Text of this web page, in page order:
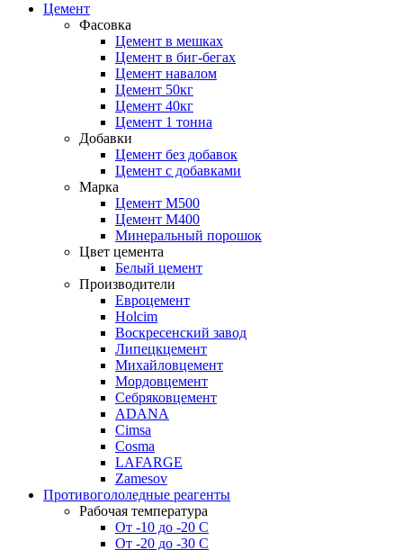
Цемент
Фасовка
Цемент в мешках
Цемент в биг-бегах
Цемент навалом
Цемент 50кг
Цемент 40кг
Цемент 1 тонна
Добавки
Цемент без добавок
Цемент с добавками
Марка
Цемент М500
Цемент М400
Минеральный порошок
Цвет цемента
Белый цемент
Производители
Евроцемент
Holcim
Воскресенский завод
Липецкцемент
Михайловцемент
Мордовцемент
Себряковцемент
ADANA
Cimsa
Cosma
LAFARGE
Zamesov
Противогололедные реагенты
Рабочая температура
От -10 до -20 С
От -20 до -30 С